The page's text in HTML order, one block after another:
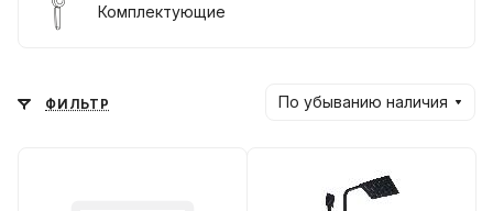
Комплектующие
ФИЛЬТР По убыванию наличия